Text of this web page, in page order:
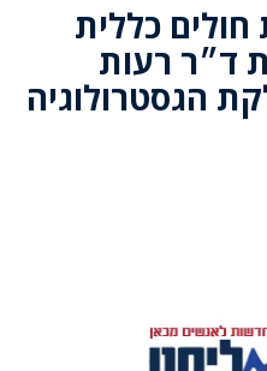
כללית
ד״ר רעות
הגסטרולוגיה